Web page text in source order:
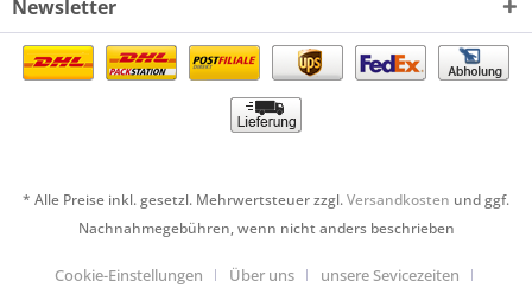
Newsletter
* Alle Preise inkl. gesetzl. Mehrwertsteuer zzgl.Versandkosten und ggf.
Nachnahmegebühren, wenn nicht anders beschrieben
Cookie-Einstellungen Über uns
unsere Sevicezeiten